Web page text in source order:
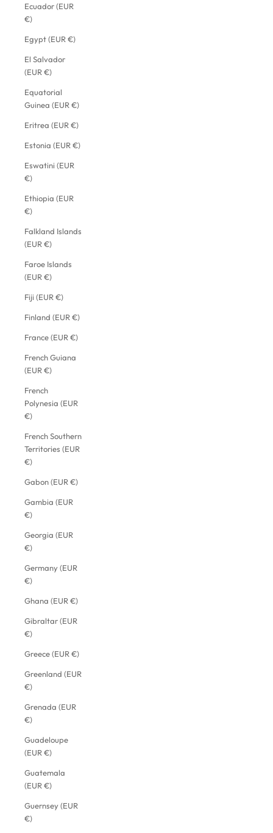
Ecuador (EUR
€)
Egypt (EUR €)
El Salvador
(EUR €)
Equatorial
Guinea (EUR €)
Eritrea (EUR €)
Estonia (EUR €)
Eswatini (EUR
€)
Ethiopia (EUR
€)
Falkland Islands
(EUR €)
Faroe Islands
(EUR €)
Fiji (EUR €)
Finland (EUR €)
France (EUR €)
French Guiana
(EUR €)
French
Polynesia (EUR
€)
French Southern
Territories (EUR
€)
Gabon (EUR €)
Gambia (EUR
€)
Georgia (EUR
€)
Germany (EUR
€)
Ghana (EUR €)
Gibraltar (EUR
€)
Greece (EUR €)
Greenland (EUR
€)
Grenada (EUR
€)
Guadeloupe
(EUR €)
Guatemala
(EUR €)
Guernsey (EUR
€)